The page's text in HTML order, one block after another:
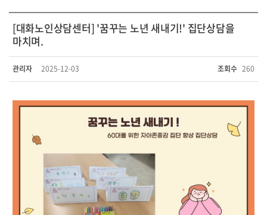
[대화노인상담센터] '꿈꾸는 노년 새내기!' 집단상담을
마치며.
관리자 2025-12-03 조회수 260